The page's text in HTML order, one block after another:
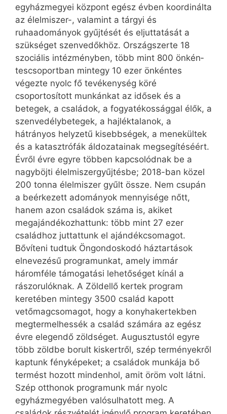
egyházmegyei központ egész évben koordinálta
az élelmiszer-, valamint a tárgyi és
ruhaadományok gyűjtését és eljuttatását a
szükséget szenvedőkhöz. Országszerte 18
szociális intézményben, több mint 800 ön­kén­
tescsoportban mintegy 10 ezer önkéntes
végezte nyolc fő tevékenység köré
csoportosított munkánkat az idősek és a
betegek, a családok, a fogyatékossággal élők, a
szenvedélybetegek, a hajléktalanok, a
hátrányos helyzetű kisebbségek, a menekültek
és a katasztrófák áldozatainak megsegítéséért.
Évről évre egyre többen kapcsolódnak be a
nagyböjti élelmiszergyűjtésbe; 2018-ban közel
200 tonna élelmiszer gyűlt össze. Nem csupán
a beérkezett adományok mennyisége nőtt,
hanem azon családok száma is, akiket
megajándékozhattunk: több mint 27 ezer
családhoz juttattunk el ajándékcsomagot.
Bővíteni tudtuk Öngondoskodó háztartások
elnevezésű programunkat, amely immár
háromféle támogatási lehetőséget kínál a
rászorulóknak. A Zöldellő kertek program
keretében mintegy 3500 család kapott
vetőmagcsomagot, hogy a konyhakertekben
megtermelhessék a család számára az egész
évre elegendő zöldséget. Augusztustól egyre
több zöldbe borult kiskertről, szép terményekről
kaptunk fényképeket; a családok munkája bő
termést hozott mindenhol, amit öröm volt látni.
Szép otthonok programunk már nyolc
egyházmegyében valósulhatott meg. A